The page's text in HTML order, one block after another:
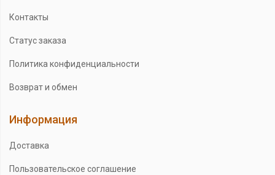
Контакты
Статус заказа
Политика конфиденциальности
Возврат и обмен
Информация
Доставка
Пользовательское соглашение